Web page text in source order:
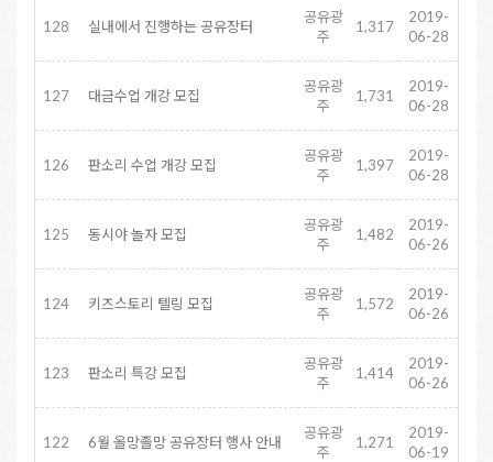
128 실내에서 진행하는 공유장터
공유광
주
1,317
2019-
06-28
127 대금수업 개강 모집
공유광
주
1,731
2019-
06-28
126 판소리 수업 개강 모집
공유광
주
1,397
2019-
06-28
125 동시야 놀자 모집
공유광
주
1,482
2019-
06-26
124 키즈스토리 텔링 모집
공유광
주
1,572
2019-
06-26
123 판소리 특강 모집
공유광
주
1,414
2019-
06-26
122 6월 올망졸망 공유장터 행사 안내
공유광
주
1,271
2019-
06-19